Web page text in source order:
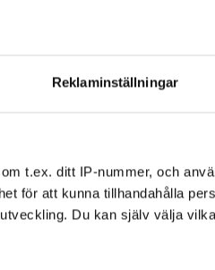
Reklaminställningar
t.ex. ditt IP-nummer, och
för att kunna tillhandahålla
Du kan själv välja
klimat?
och den sista som